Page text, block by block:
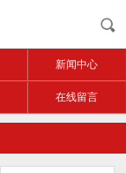
新闻中心
在线留言